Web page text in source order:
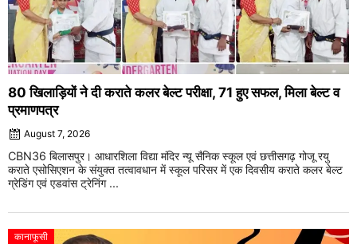
80 खिलाड़ियों ने दी कराते कलर बेल्ट परीक्षा, 71 हुए सफल, मिला बेल्ट व
प्रमाणपत्र
August 7, 2026
CBN36 बिलासपुर। आधारशिला विद्या मंदिर न्यू सैनिक स्कूल एवं छत्तीसगढ़ गोजू रयु
कराते एसोसिएशन के संयुक्त तत्वावधान में स्कूल परिसर में एक दिवसीय कराते कलर बेल्ट
ग्रेडिंग एवं एडवांस ट्रेनिंग ...
कानाफूसी